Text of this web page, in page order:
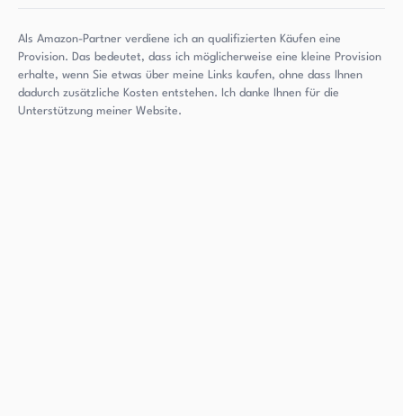
Als Amazon-Partner verdiene ich an qualifizierten Käufen eine
Provision. Das bedeutet, dass ich möglicherweise eine kleine Provision
erhalte, wenn Sie etwas über meine Links kaufen, ohne dass Ihnen
dadurch zusätzliche Kosten entstehen. Ich danke Ihnen für die
Unterstützung meiner Website.